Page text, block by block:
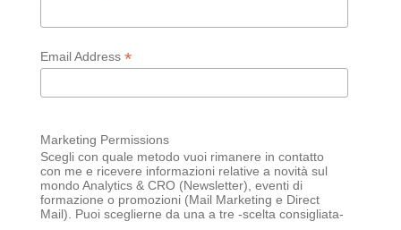
Email Address *
Marketing Permissions
Scegli con quale metodo vuoi rimanere in contatto
con me e ricevere informazioni relative a novità sul
mondo Analytics & CRO (Newsletter), eventi di
formazione o promozioni (Mail Marketing e Direct
Mail). Puoi sceglierne da una a tre -scelta consigliata-